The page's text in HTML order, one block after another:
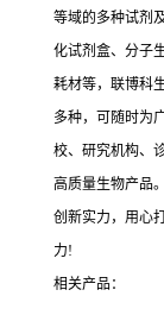
等域的多种试剂
化试剂盒、分子
耗材等，联博科
多种，可随时为
校、研究机构、
高质量生物产品
创新实力，用心
力!
相关产品：